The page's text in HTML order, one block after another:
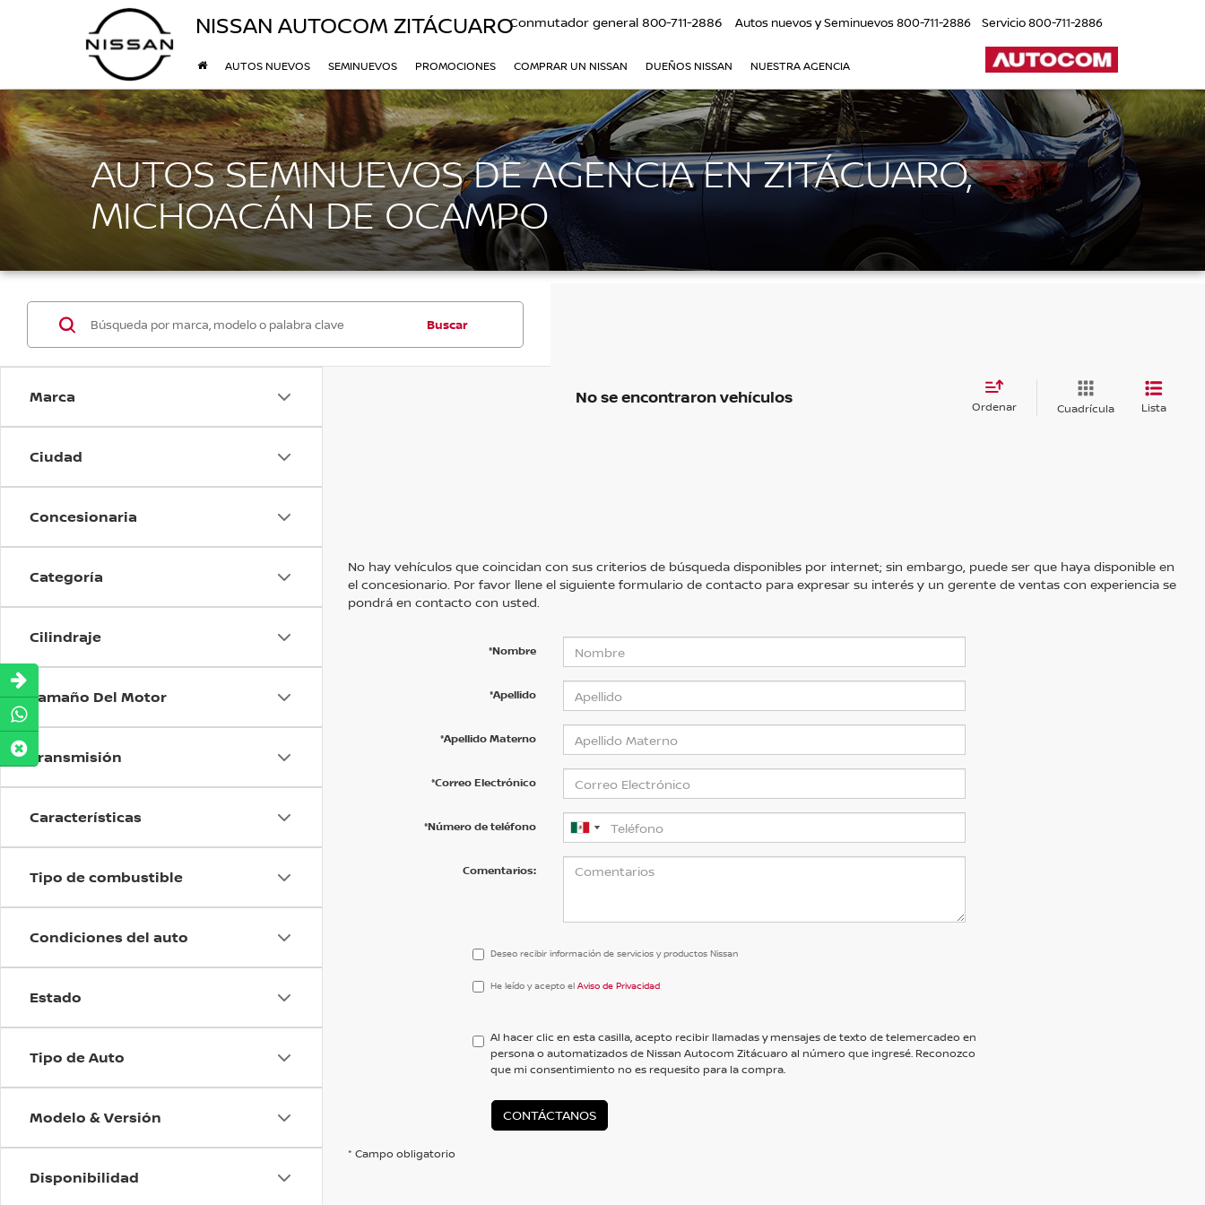
NISSAN AUTOCOM ZITÁCUAROConmutador general 800-711-2886 Autos nuevos y Seminuevos800-711-2886 Servicio800-711-2886
AUTOS NUEVOS SEMINUEVOS PROMOCIONES COMPRAR UN NISSAN DUEÑOS NISSAN NUESTRA AGENCIA
AUTOS SEMINUEVOS DE AGENCIA EN ZITÁCUARO,
MICHOACÁN DE OCAMPO
Marca
Ciudad
Concesionaria
Categoría
Cilindraje
Tamaño Del Motor
Transmisión
Características
Tipo de combustible
Condiciones del auto
Estado
Tipo de Auto
Modelo & Versión
Disponibilidad
Buscar
No se encontraron vehículos Ordenar Cuadrícula Lista
No hay vehículos que coincidan con sus criterios de búsqueda disponibles por internet; sin embargo, puede ser que haya disponible en
el concesionario. Por favor llene el siguiente formulario de contacto para expresar su interés y un gerente de ventas con experiencia se
pondrá en contacto con usted.
*Nombre
*Apellido
*Apellido Materno
*Correo Electrónico
*Número de teléfono
Comentarios:
Deseo recibir información de servicios y productos Nissan
He
el
<a
href='/privacy.aspx'
Privacidad</a>
He leído y acepto elAviso de Privacidad
Al hacer clic en esta casilla, acepto recibir llamadas y mensajes de texto de telemercadeo en
persona o automatizados de Nissan Autocom Zitácuaro al número que ingresé. Reconozco
que mi consentimiento no es requesito para la compra.
CONTÁCTANOS
* Campo obligatorio